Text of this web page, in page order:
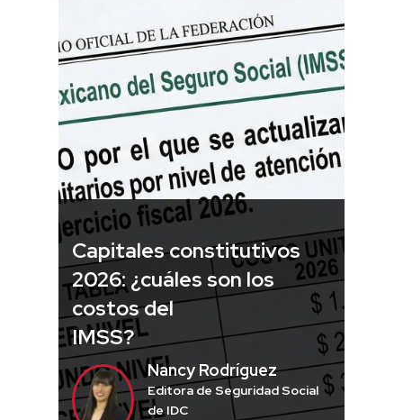
Capitales constitutivos
2026: ¿cuáles son los
costos del
IMSS?
Nancy Rodríguez
Editora de Seguridad Social
de IDC